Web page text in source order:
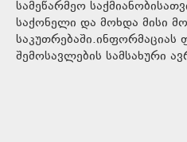
სამეწარმეო
საქონელი და მოხდა მისი
საკუთრებაში.ინფორმაციას
შემოსავლების სამსახური